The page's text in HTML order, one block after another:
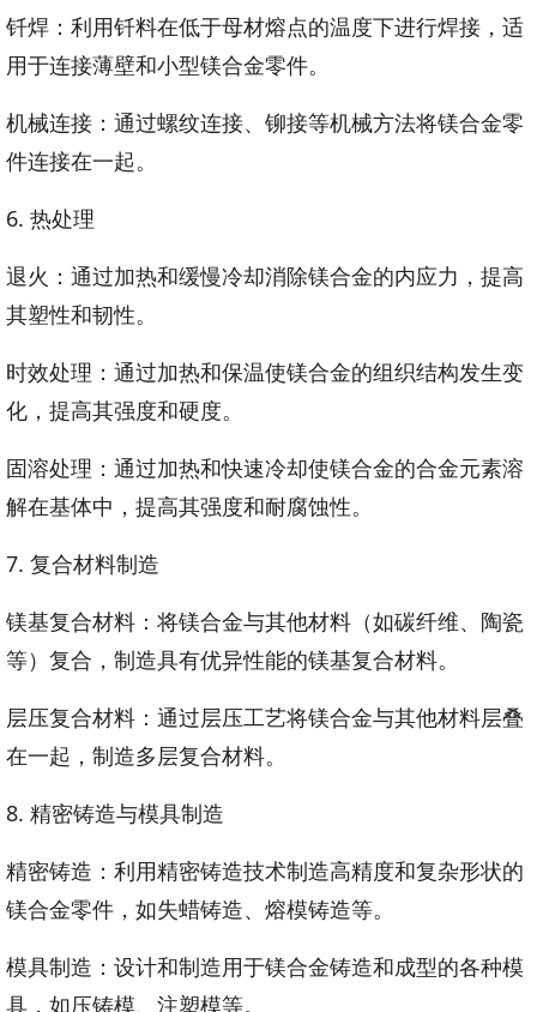
钎焊：利用钎料在低于母材熔点的温度下进行焊接，适
用于连接薄壁和小型镁合金零件。
机械连接：通过螺纹连接、铆接等机械方法将镁合金零
件连接在一起。
6. 热处理
退火：通过加热和缓慢冷却消除镁合金的内应力，提高
其塑性和韧性。
时效处理：通过加热和保温使镁合金的组织结构发生变
化，提高其强度和硬度。
固溶处理：通过加热和快速冷却使镁合金的合金元素溶
解在基体中，提高其强度和耐腐蚀性。
7. 复合材料制造
镁基复合材料：将镁合金与其他材料（如碳纤维、陶瓷
等）复合，制造具有优异性能的镁基复合材料。
层压复合材料：通过层压工艺将镁合金与其他材料层叠
在一起，制造多层复合材料。
8. 精密铸造与模具制造
精密铸造：利用精密铸造技术制造高精度和复杂形状的
镁合金零件，如失蜡铸造、熔模铸造等。
模具制造：设计和制造用于镁合金铸造和成型的各种模
具，如压铸模、注塑模等。